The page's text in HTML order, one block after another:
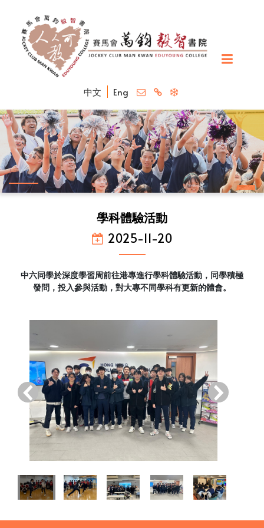
中文 Eng
學科體驗活動
2025-11-20
中六同學於深度學習周前往港專進行學科體驗活動，同學積極
發問，投入參與活動，對大專不同學科有更新的體會。
‹ ›